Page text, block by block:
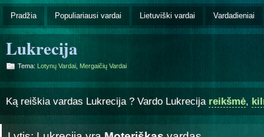
Pradžia Populiariausi vardai Lietuviški vardai Vardadieniai
Lukrecija
Tema: Lotynų Vardai Mergaičių Vardai
Ką reiškia vardas Lukrecija ? Vardo Lukrecija reikšmė,